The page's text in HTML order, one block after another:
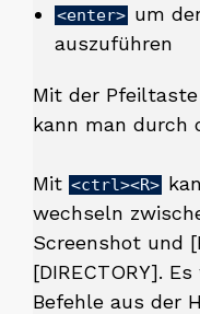
<enter> um
auszuführen
Mit der
kann man durch
Mit <ctrl><R>
wechseln
Screenshot und
[DIRECTORY].
Befehle aus der